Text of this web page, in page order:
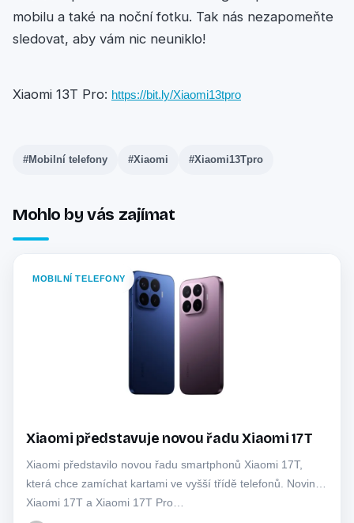
mobilu a také na noční fotku. Tak nás nezapomeňte
sledovat, aby vám nic neuniklo!
Xiaomi 13T Pro: https://bit.ly/Xiaomi13tpro
#Mobilní telefony #Xiaomi #Xiaomi13Tpro
Mohlo by vás zajímat
MOBILNÍ TELEFONY
Xiaomi představuje novou řadu Xiaomi 17T
Xiaomi představilo novou řadu smartphonů Xiaomi 17T,
která chce zamíchat kartami ve vyšší třídě telefonů. Novinky
Xiaomi 17T a Xiaomi 17T Pro…